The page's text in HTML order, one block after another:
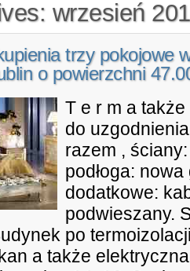
wrzesień
trzy pokojowe
o powierzchni
T e r m a
do
razem ,
podłoga:
dodatkowe:
podwieszany.
po
a także